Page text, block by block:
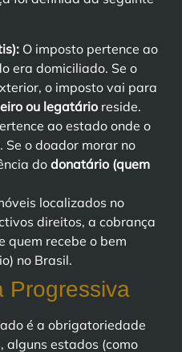
O imposto pertence ao
era domiciliado. Se o
o imposto vai para
ou legatário reside.
ao estado onde o
o doador morar no
dodonatário (quem
localizados no
direitos, a cobrança
quem recebe o bem
no Brasil.
Progressiva
é a obrigatoriedade
alguns estados (como